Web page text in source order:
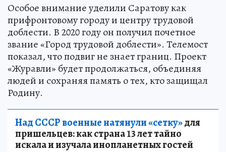
Особое внимание уделили Саратову как
прифронтовому городу и центру трудовой
доблести. В 2020 году он получил почетное
звание «Город трудовой доблести». Телемост
показал, что подвиг не знает границ. Проект
«Журавли» будет продолжаться, объединяя
людей и сохраняя память о тех, кто защищал
Родину.
Над СССР военные натянули «сетку»для
пришельцев: как страна 13 лет тайно
искала и изучала инопланетных гостей